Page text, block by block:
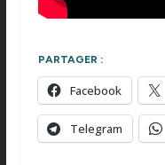
PARTAGER :
Facebook
Telegram